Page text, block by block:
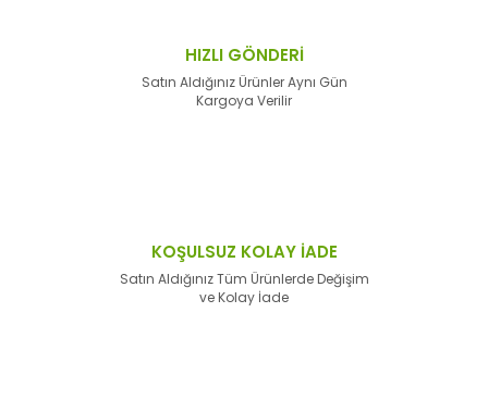
HIZLI GÖNDERİ
Satın Aldığınız Ürünler Aynı Gün
Kargoya Verilir
KOŞULSUZ KOLAY İADE
Satın Aldığınız Tüm Ürünlerde Değişim
ve Kolay İade